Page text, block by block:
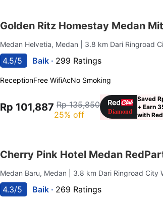
Golden Ritz Homestay Medan
Medan Helvetia, Medan | 3.8 km Dari Ringroad
4.5/5 Baik · 299 Ratings
ReceptionFree WifiAcNo Smoking
Rp 101,887 Rp 135,850
25% off
Saved
+ Earn
with
Cherry Pink Hotel Medan
Medan Baru, Medan | 3.8 km Dari Ringroad City
4.3/5 Baik · 269 Ratings